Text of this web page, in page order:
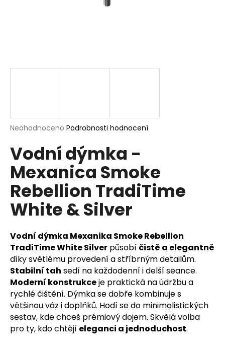
Průměrné
produktu
je
0,0
5
hvězdiček.
Neohodnoceno Podrobnosti hodnocení
Vodní dýmka -
Mexanica Smoke
Rebellion TradiTime
White & Silver
Vodní dýmka Mexanika Smoke Rebellion
TradiTime White Silver působí čistě a elegantně
díky světlému provedení a stříbrným detailům.
Stabilní tah sedí na každodenní i delší seance.
Moderní konstrukceje praktická na údržbu a
rychlé čištění. Dýmka se dobře kombinuje s
většinou váz i doplňků. Hodí se do minimalistických
sestav, kde chceš prémiový dojem. Skvělá volba
pro ty, kdo chtějí eleganci a jednoduchost.
?
HLEDAT
D
o
p
o
r
u
u
j
e
m
e